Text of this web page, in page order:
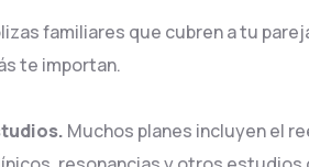
familiares que cubren a tu
te importan.
Muchos planes incluyen el